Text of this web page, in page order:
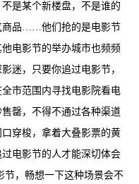
是某个新楼盘，不是谁的
品……他们抢的是电影节
电影节的举办城市也频频
迷，只要你追过电影节，
市范围内寻找电影院看电
罄，不得不通过各种渠道
穿梭，拿着大叠影票的黄
电影节的人才能深切体会
节，畅想一下这种场景会不